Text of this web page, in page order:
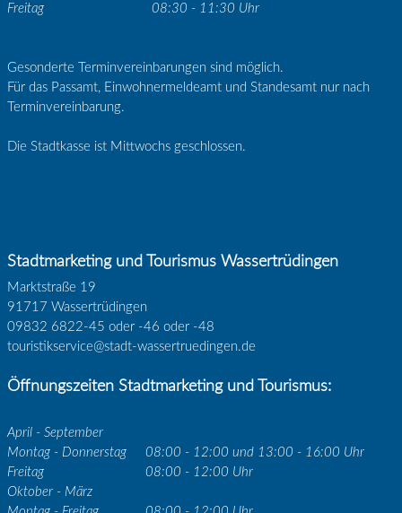
Freitag
08:30 - 11:30 Uhr
Gesonderte Terminvereinbarungen sind möglich.
Für das Passamt, Einwohnermeldeamt und Standesamt nur nach
Terminvereinbarung.
Die Stadtkasse ist Mittwochs geschlossen.
Stadtmarketing und Tourismus Wassertrüdingen
Marktstraße 19
91717 Wassertrüdingen
09832 6822-45 oder -46 oder -48
touristikservice@stadt-wassertruedingen.de
Öffnungszeiten Stadtmarketing und Tourismus:
April - September
Montag - Donnerstag
08:00 - 12:00 und 13:00 - 16:00 Uhr
Freitag
08:00 - 12:00 Uhr
Oktober - März